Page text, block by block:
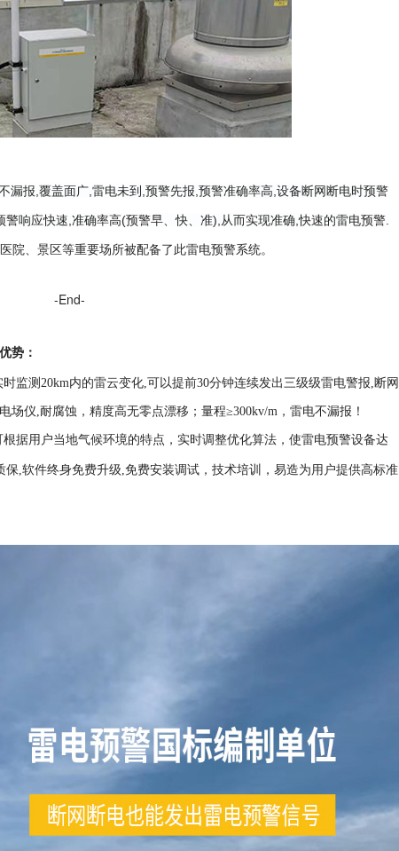
漏报,覆盖面广,雷电未到,预警先报,预警准确率高,设备断网断电时预警
警响应快速,准确率高(预警早、快、准),从而实现准确,快速的雷电预警.
院、景区等重要场所被配备了此雷电预警系统。
-End-
势 ：
监测20km内的雷云变化,可以提前30分钟连续发出三级级雷电警报,断网
场仪,耐腐蚀，精度高无零点漂移；量程≥300kv/m，雷电不漏报！
据用户当地气候环境的特点，实时调整优化算法，使雷电预警设备达
保,软件终身免费升级,免费安装调试，技术培训，易造为用户提供高标准